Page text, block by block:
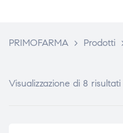
PRIMOFARMA > Prodotti
Visualizzazione di 8 risultati